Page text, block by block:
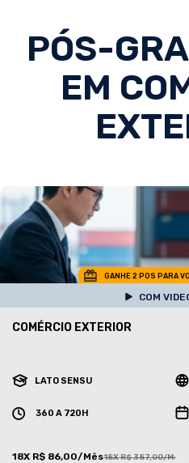
PÓS-
EM
GANHE 2 POS PARA
COM
COMÉRCIO EXTERIOR
LATO SENSU
360 A 720H
18X R$ 86,00/Mês18X R$ 387,00/Mês